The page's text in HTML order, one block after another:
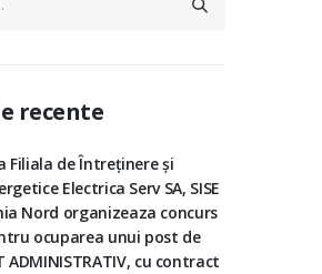
recente
Filiala de Întreţinere şi
Electrica Serv SA, SISE
Nord organizeaza concurs
ocuparea unui post de
ADMINISTRATIV, cu contract